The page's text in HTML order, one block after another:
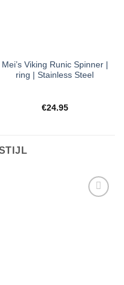
Mei’s Viking Runic Spinner |
ring | Stainless Steel
€24.95
Toevoegen